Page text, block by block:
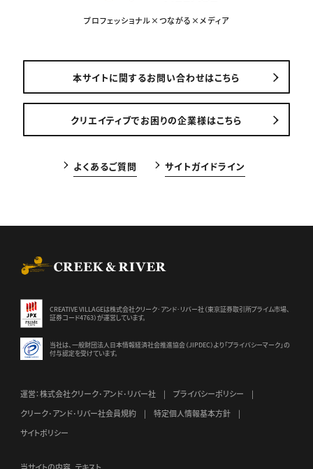
プロフェッショナル×つながる×メディア
本サイトに関するお問い合わせはこちら
クリエイティブでお困りの企業様はこちら
よくあるご質問 サイトガイドライン
CREATIVE VILLAGEは株式会社クリーク･アンド･リバー社（東京証券取引所プライム市場、
証券コード4763）が運営しています。
当社は、一般財団法人日本情報経済社会推進協会（JIPDEC）より 「プライバシーマーク」の
付与認定を受けています。
運営：株式会社クリーク･アンド･リバー社
プライバシーポリシー
クリーク･アンド･リバー社会員規約
特定個人情報基本方針
サイトポリシー